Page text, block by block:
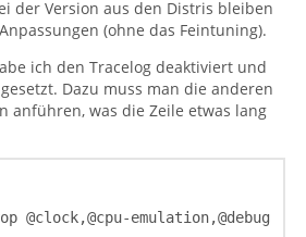
der Version aus den Distris bleiben
(ohne das Feintuning).
ich den Tracelog deaktiviert und
Dazu muss man die anderen
anführen, was die Zeile etwas lang